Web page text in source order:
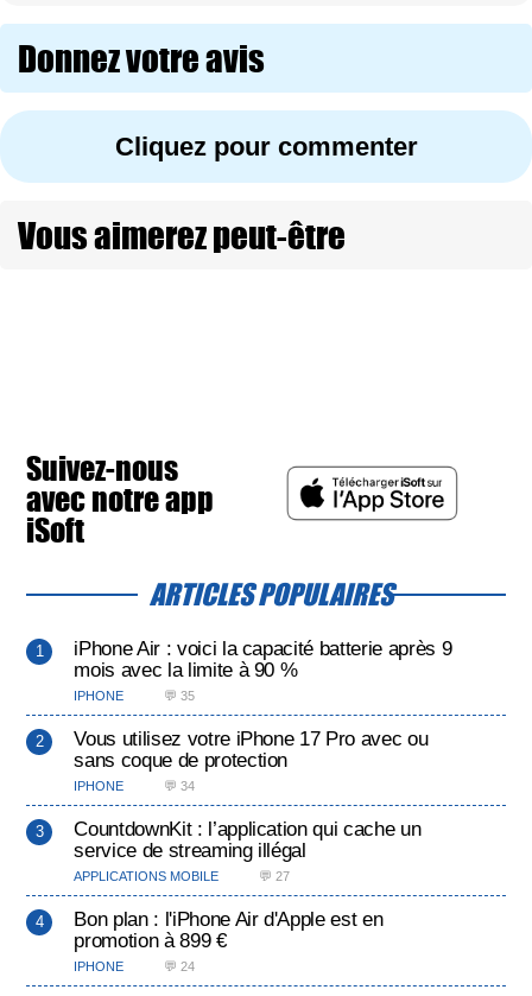
Donnez votre avis
Cliquez pour commenter
Vous aimerez peut-être
Suivez-nous
avec notre app
iSoft
ARTICLES POPULAIRES
iPhone Air : voici la capacité batterie après 9
mois avec la limite à 90 %
IPHONE 💬 35
Vous utilisez votre iPhone 17 Pro avec ou
sans coque de protection
IPHONE 💬 34
CountdownKit : l’application qui cache un
service de streaming illégal
APPLICATIONS MOBILE 💬 27
Bon plan : l'iPhone Air d'Apple est en
promotion à 899 €
IPHONE 💬 24